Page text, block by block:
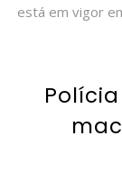
está em vigor